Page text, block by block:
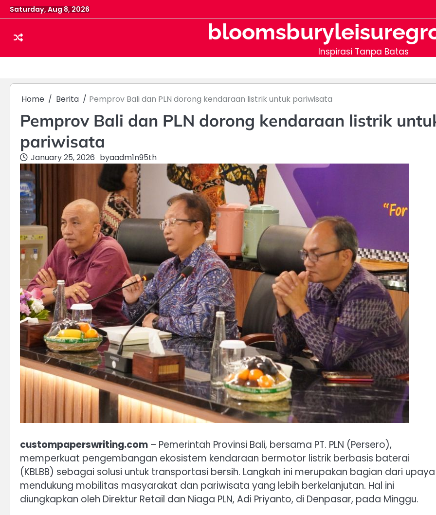
Skip
to
Saturday, Aug 8, 2026
Inspirasi Tanpa Batas
Home Berita Pemprov Bali dan PLN dorong kendaraan listrik untuk pariwisata
Pemprov Bali dan PLN dorong kendaraan listrik
pariwisata
January 25, 2026 byaadm1n95th
custompaperswriting.com – Pemerintah Provinsi Bali, bersama PT. PLN (Persero),
memperkuat pengembangan ekosistem kendaraan bermotor listrik berbasis baterai
(KBLBB) sebagai solusi untuk transportasi bersih. Langkah ini merupakan bagian dari upaya
mendukung mobilitas masyarakat dan pariwisata yang lebih berkelanjutan. Hal ini
diungkapkan oleh Direktur Retail dan Niaga PLN, Adi Priyanto, di Denpasar, pada Minggu.